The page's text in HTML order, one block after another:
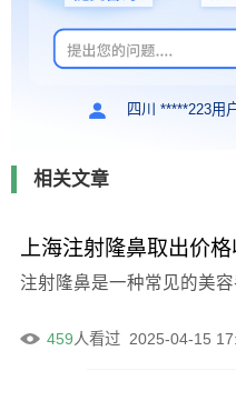
四川 *****223用
相关文章
注射隆鼻是一种常见的美
2025-04-15
459人看过